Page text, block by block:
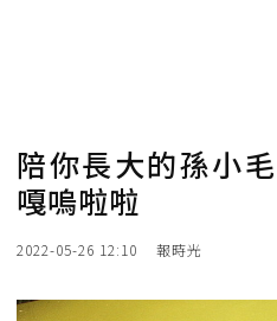
陪你長大的孫小
嘎嗚啦啦
2022-05-26 12:10 報時光